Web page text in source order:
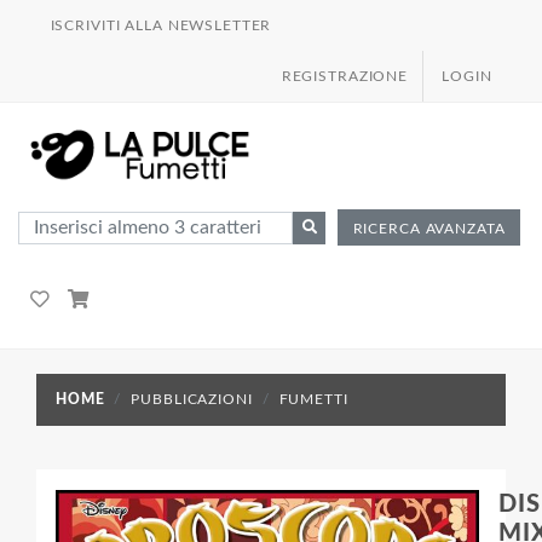
ISCRIVITI ALLA NEWSLETTER
REGISTRAZIONE LOGIN
RICERCA AVANZATA
HOME PUBBLICAZIONI FUMETTI